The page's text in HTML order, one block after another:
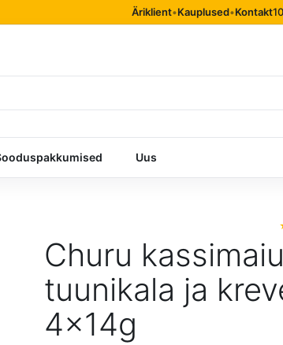
Äriklient•Kauplused•Kontakt
Uus
Churu
tuunikala ja
4x14g